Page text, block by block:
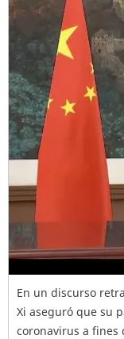
En un discurso
Xi aseguró que su
coronavirus a fines